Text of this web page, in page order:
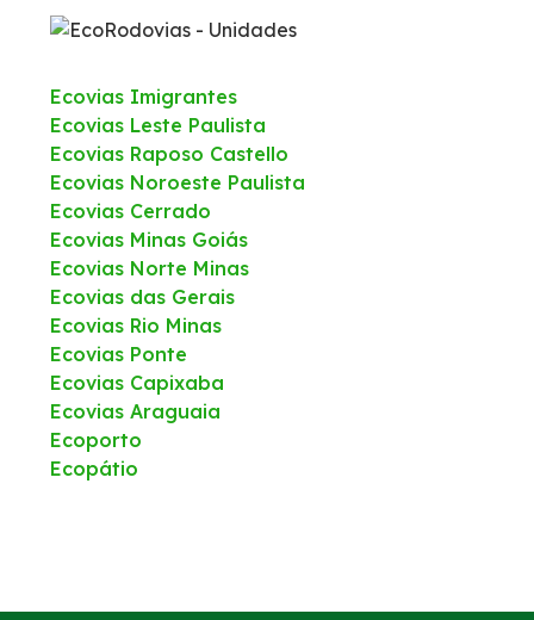
Ecovias Imigrantes
Ecovias Leste Paulista
Ecovias Raposo Castello
Ecovias Noroeste Paulista
Ecovias Cerrado
Ecovias Minas Goiás
Ecovias Norte Minas
Ecovias das Gerais
Ecovias Rio Minas
Ecovias Ponte
Ecovias Capixaba
Ecovias Araguaia
Ecoporto
Ecopátio